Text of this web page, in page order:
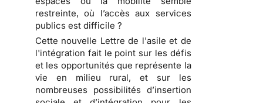
restreinte, où l’accès aux services
publics est difficile ?
Cette nouvelle Lettre de l'asile et de
l'intégration fait le point sur les défis
et les opportunités que représente la
vie en milieu rural, et sur les
nombreuses possibilités d’insertion